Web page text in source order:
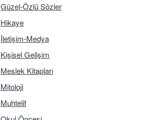
Güzel-Özlü Sözler
Hikaye
İletişim-Medya
Kişisel Gelişim
Meslek Kitapları
Mitoloji
Muhtelif